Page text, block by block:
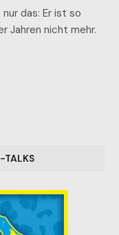
das: Er ist so
Jahren nicht mehr.
TALKS